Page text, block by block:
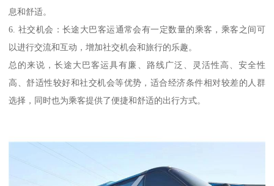
息和舒适。
6. 社交机会：长途大巴客运通常会有一定数量的乘客，乘客之间可
以进行交流和互动，增加社交机会和旅行的乐趣。
总的来说，长途大巴客运具有廉、路线广泛、灵活性高、安全性
高、舒适性较好和社交机会等优势，适合经济条件相对较差的人群
选择，同时也为乘客提供了便捷和舒适的出行方式。